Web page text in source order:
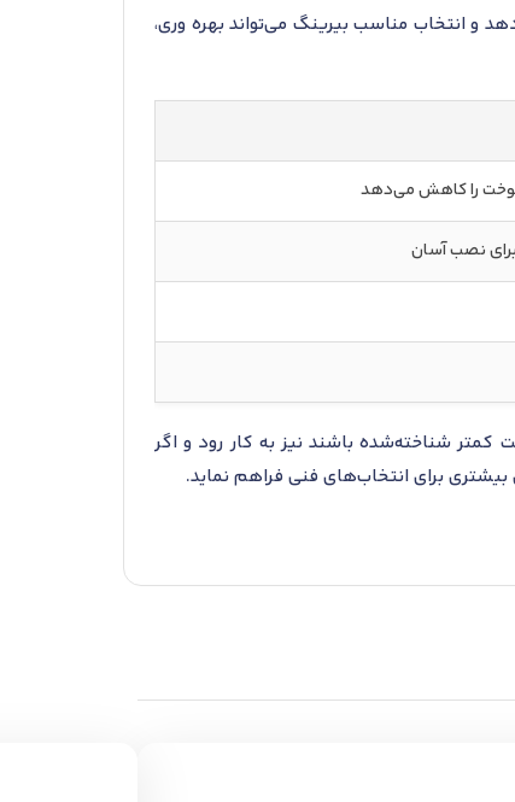
و انتخاب مناسب بیرینگ می‌تواند بهره وری،
را کاهش می‌دهد
برای نصب آسان
شناخته‌شده باشند نیز به کار رود و اگر
برای انتخاب‌های فنی فراهم نماید.